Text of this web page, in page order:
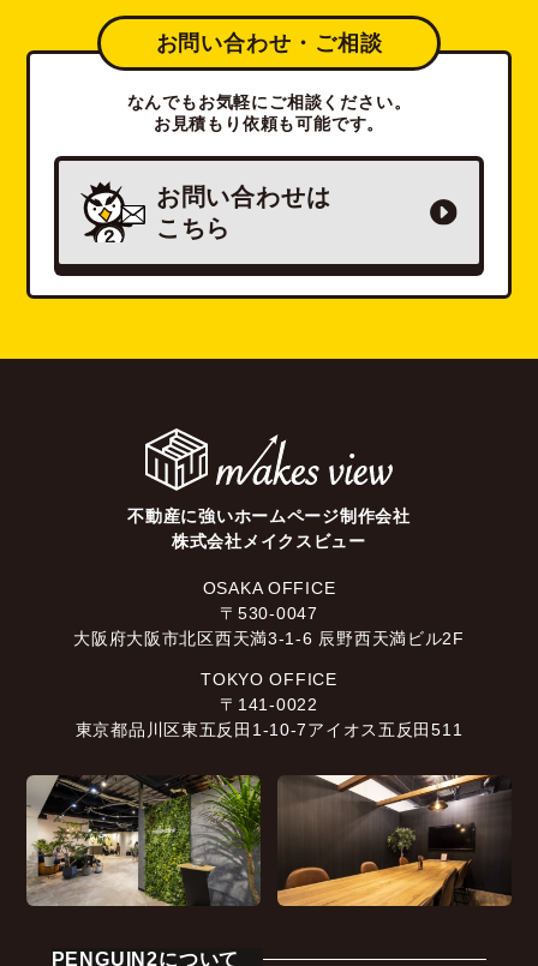
お問い合わせ・ご相談
なんでもお気軽にご相談ください。
お見積もり依頼も可能です。
お問い合わせは
こちら
不動産に強いホームページ制作会社
株式会社メイクスビュー
OSAKA OFFICE
〒530-0047
大阪府大阪市北区西天満3-1-6 辰野西天満ビル2F
TOKYO OFFICE
〒141-0022
東京都品川区東五反田1-10-7アイオス五反田511
PENGUIN2について